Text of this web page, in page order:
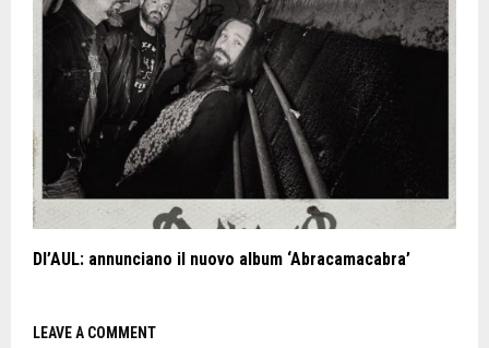
DI’AUL: annunciano il nuovo album ‘Abracamacabra’
LEAVE A COMMENT